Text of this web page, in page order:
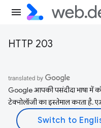
HTTP 203
Google आपकी पसंदीदा भाषा में
टेक्नोलॉजी का इस्तेमाल करता है.